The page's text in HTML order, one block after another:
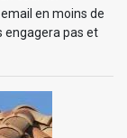
en moins de
engagera pas et